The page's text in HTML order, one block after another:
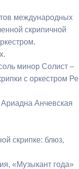
международных
скрипичной
минор Солист –
с оркестром Ре
Анчевская
скрипке: блюз,
«Музыкант года»